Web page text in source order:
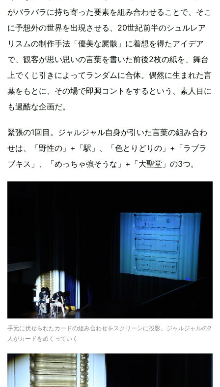
がバラバラに持ち寄った要素を組み合わせることで、そこ
に予想外の世界を出現させる、20世紀前半のシュルレア
リスムの制作手法「優美な屍骸」に着想を得たアイデア
で、観客が思い思いの言葉を書いた前後2枚の紙を、舞台
上でくじ引きによってランダムに合体。偶然に生まれた言
葉をもとに、その場で即興コントをするという、素人目に
も過酷な企画だ。
緊張の1回目。ジャルジャル自身が引いた言葉の組み合わ
せは、「野性の」+「駅」、「色とりどりの」+「ラブラ
ブキス」、「めっちゃ強そうな」+「大聖堂」の3つ。
手元に伏せられたカードの組み合わせをスクリーンに投影。ジャルジャルの2
人がカードをめくっていく